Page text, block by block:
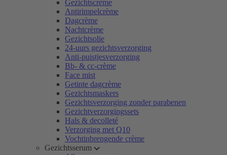
Gezichtscrème
Antirimpelcrème
Dagcrème
Nachtcrème
Gezichtsolie
24-uurs gezichtsverzorging
Anti-puistjesverzorging
Bb- & cc-crème
Face mist
Getinte dagcrème
Gezichtsmaskers
Gezichtsverzorging zonder parabenen
Gezichtverzorgingssets
Hals & decolleté
Verzorging met Q10
Vochtinbrengende crème
Gezichtsserum